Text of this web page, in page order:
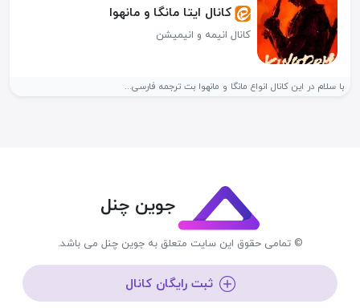
کانال ایتا مانگا و مانهوا
کانال انیمه و انیمیشن
با سلام در این کانال انواع مانگا و مانهوا بت ترجمه فارسی...
جوین چنل
© تمامی حقوق این سایت متعلق به جوین چنل می باشد.
ثبت رایگان کانال